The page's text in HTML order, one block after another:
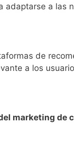
adaptarse a las
de
a los
marketing de